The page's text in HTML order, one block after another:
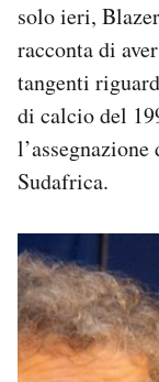
solo ieri,
racconta di
tangenti
di calcio del
Sudafrica.